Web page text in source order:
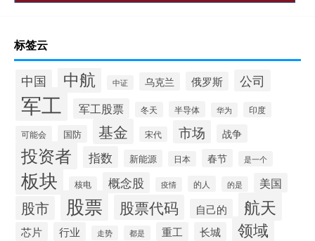
标签云
中国 中航 中证 乌克兰 俄罗斯 公司
军工 军工股票 冬天 半导体 华为 印度
可能会 国防 基金 宋代 市场 战争
投资者 指数 新能源 日本 春节 是一个
板块 核电 概念股 疫情 的人 的是 美国
股市 股票 股票代码 自己的 航天
芯片 行业 走势 都是 重工 长城 领域